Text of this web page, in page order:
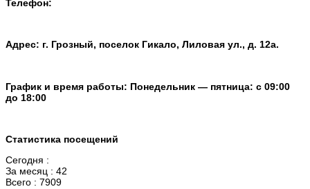
Телефон:
Адрес: г. Грозный, поселок Гикало, Лиловая ул., д. 12а.
График и время работы: Понедельник — пятница: с 09:00
до 18:00
Статистика посещений
Сегодня :
За месяц : 42
Всего : 7909